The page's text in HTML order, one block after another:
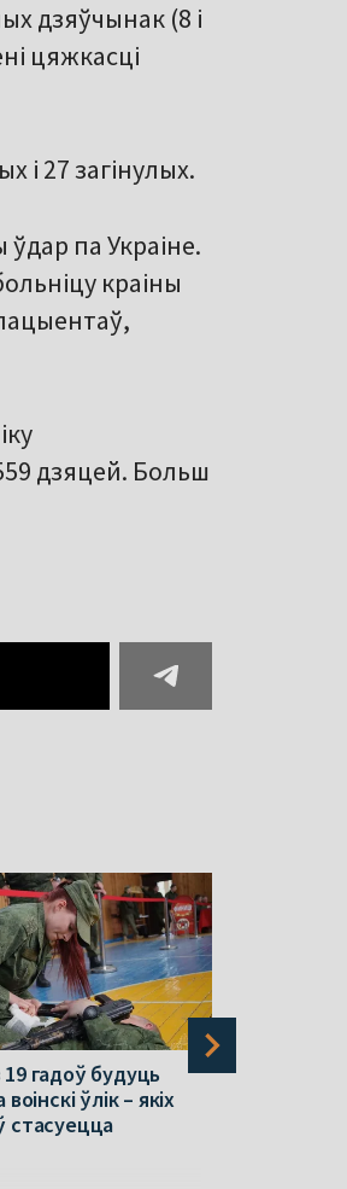
дзяўчынак (8 і
цяжкасці
і 27 загінулых.
па Украіне.
краіны
дзяцей. Больш
гадоў будуць
ўлік – якіх
стасуецца